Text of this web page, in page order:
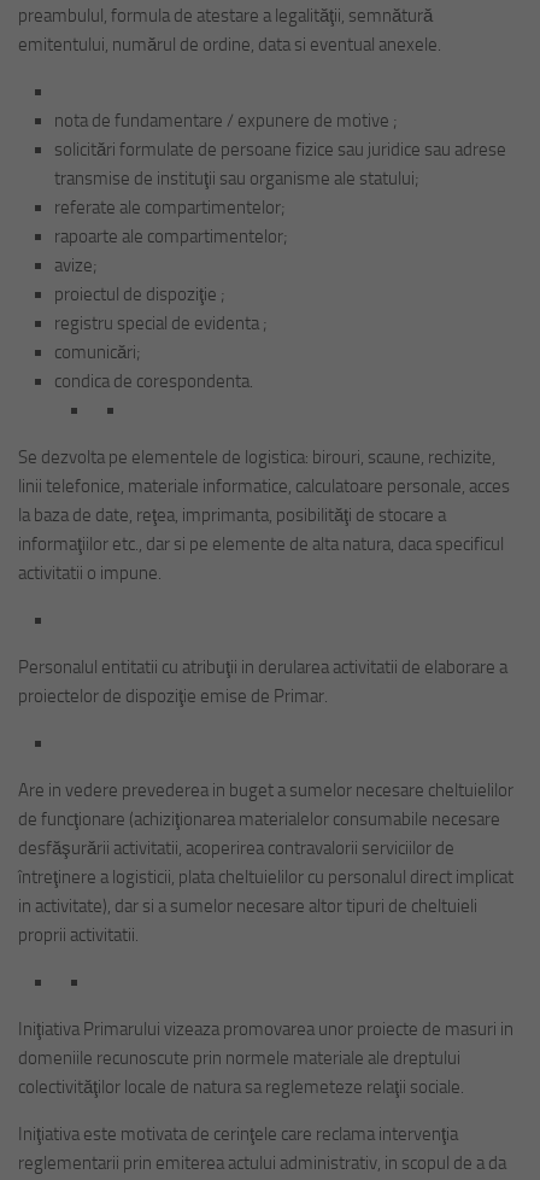
preambulul, formula de atestare a legalităţii, semnătură
emitentului, numărul de ordine, data si eventual anexele.
nota de fundamentare / expunere de motive ;
solicitări formulate de persoane fizice sau juridice sau adrese
transmise de instituţii sau organisme ale statului;
referate ale compartimentelor;
rapoarte ale compartimentelor;
avize;
proiectul de dispoziţie ;
registru special de evidenta ;
comunicări;
condica de corespondenta.
Se dezvolta pe elementele de logistica: birouri, scaune, rechizite,
linii telefonice, materiale informatice, calculatoare personale, acces
la baza de date, reţea, imprimanta, posibilităţi de stocare a
informaţiilor etc., dar si pe elemente de alta natura, daca specificul
activitatii o impune.
Personalul entitatii cu atribuţii in derularea activitatii de elaborare a
proiectelor de dispoziţie emise de Primar.
Are in vedere prevederea in buget a sumelor necesare cheltuielilor
de funcţionare (achiziţionarea materialelor consumabile necesare
desfăşurării activitatii, acoperirea contravalorii serviciilor de
întreţinere a logisticii, plata cheltuielilor cu personalul direct implicat
in activitate), dar si a sumelor necesare altor tipuri de cheltuieli
proprii activitatii.
Iniţiativa Primarului vizeaza promovarea unor proiecte de masuri in
domeniile recunoscute prin normele materiale ale dreptului
colectivităţilor locale de natura sa reglemeteze relaţii sociale.
Iniţiativa este motivata de cerinţele care reclama intervenţia
reglementarii prin emiterea actului administrativ, in scopul de a da